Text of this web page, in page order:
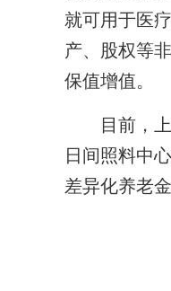
就可用于医
产、股权等
保值增值。
目前，上
日间照料中
差异化养老